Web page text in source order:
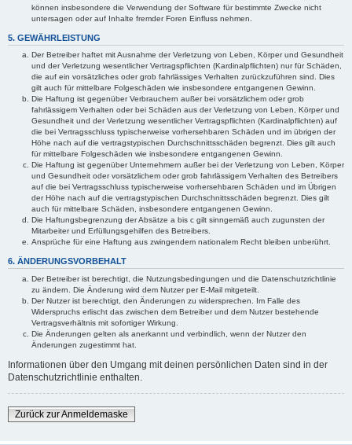
können insbesondere die Verwendung der Software für bestimmte Zwecke nicht
untersagen oder auf Inhalte fremder Foren Einfluss nehmen.
5. GEWÄHRLEISTUNG
Der Betreiber haftet mit Ausnahme der Verletzung von Leben, Körper und Gesundheit
und der Verletzung wesentlicher Vertragspflichten (Kardinalpflichten) nur für Schäden,
die auf ein vorsätzliches oder grob fahrlässiges Verhalten zurückzuführen sind. Dies
gilt auch für mittelbare Folgeschäden wie insbesondere entgangenen Gewinn.
Die Haftung ist gegenüber Verbrauchern außer bei vorsätzlichem oder grob
fahrlässigem Verhalten oder bei Schäden aus der Verletzung von Leben, Körper und
Gesundheit und der Verletzung wesentlicher Vertragspflichten (Kardinalpflichten) auf
die bei Vertragsschluss typischerweise vorhersehbaren Schäden und im übrigen der
Höhe nach auf die vertragstypischen Durchschnittsschäden begrenzt. Dies gilt auch
für mittelbare Folgeschäden wie insbesondere entgangenen Gewinn.
Die Haftung ist gegenüber Unternehmern außer bei der Verletzung von Leben, Körper
und Gesundheit oder vorsätzlichem oder grob fahrlässigem Verhalten des Betreibers
auf die bei Vertragsschluss typischerweise vorhersehbaren Schäden und im Übrigen
der Höhe nach auf die vertragstypischen Durchschnittsschäden begrenzt. Dies gilt
auch für mittelbare Schäden, insbesondere entgangenen Gewinn.
Die Haftungsbegrenzung der Absätze a bis c gilt sinngemäß auch zugunsten der
Mitarbeiter und Erfüllungsgehilfen des Betreibers.
Ansprüche für eine Haftung aus zwingendem nationalem Recht bleiben unberührt.
6. ÄNDERUNGSVORBEHALT
Der Betreiber ist berechtigt, die Nutzungsbedingungen und die Datenschutzrichtlinie
zu ändern. Die Änderung wird dem Nutzer per E-Mail mitgeteilt.
Der Nutzer ist berechtigt, den Änderungen zu widersprechen. Im Falle des
Widerspruchs erlischt das zwischen dem Betreiber und dem Nutzer bestehende
Vertragsverhältnis mit sofortiger Wirkung.
Die Änderungen gelten als anerkannt und verbindlich, wenn der Nutzer den
Änderungen zugestimmt hat.
Informationen über den Umgang mit deinen persönlichen Daten sind in der
Datenschutzrichtlinie enthalten.
Zurück zur Anmeldemaske